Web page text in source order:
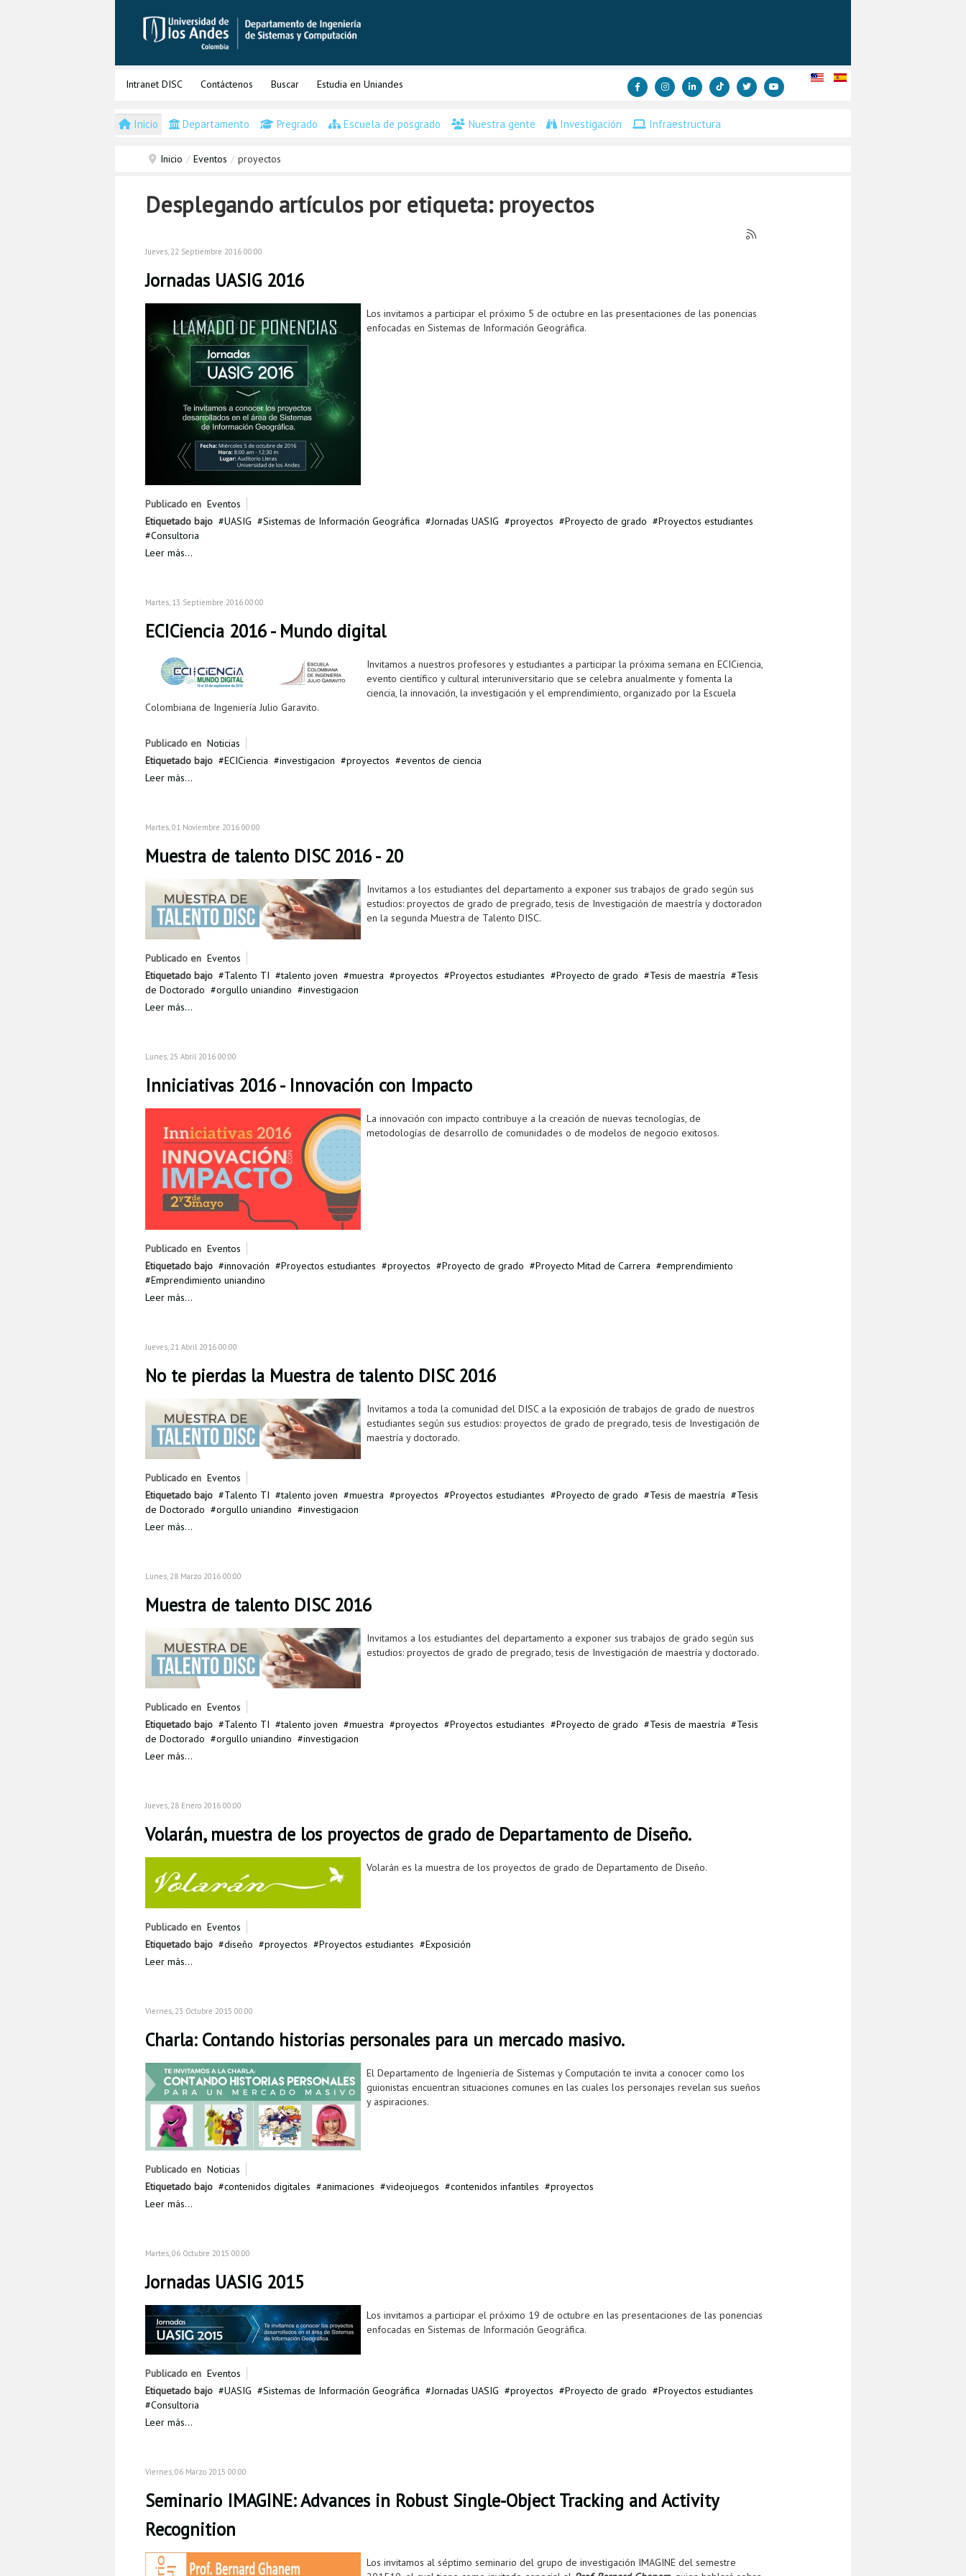
Intranet DISC Contáctenos Buscar Estudia en Uniandes
Inicio Departamento Pregrado Escuela de posgrado Nuestra gente Investigación Infraestructura
Inicio / Eventos / proyectos
Desplegando artículos por etiqueta: proyectos
Jueves, 22 Septiembre 2016 00:00
Jornadas UASIG 2016
Los invitamos a participar el próximo 5 de octubre en las presentaciones de las ponencias
enfocadas en Sistemas de Información Geográfica.
Publicado en Eventos
Etiquetado bajo
UASIG Sistemas de Información Geográfica Jornadas UASIG proyectos Proyecto de grado
Proyectos estudiantes
Consultoria
Leer más...
Martes, 13 Septiembre 2016 00:00
ECICiencia 2016 - Mundo digital
Invitamos a nuestros profesores y estudiantes a participar la próxima semana en ECICiencia,
evento científico y cultural interuniversitario que se celebra anualmente y fomenta la
ciencia, la innovación, la investigación y el emprendimiento, organizado por la Escuela
Colombiana de Ingeniería Julio Garavito.
Publicado en Noticias
Etiquetado bajo
ECICiencia investigacion proyectos
eventos de ciencia
Leer más...
Martes, 01 Noviembre 2016 00:00
Muestra de talento DISC 2016 - 20
Invitamos a los estudiantes del departamento a exponer sus trabajos de grado según sus
estudios: proyectos de grado de pregrado, tesis de Investigación de maestría y doctoradon
en la segunda Muestra de Talento DISC.
Publicado en Eventos
Etiquetado bajo
Talento TI talento joven muestra proyectos Proyectos estudiantes Proyecto de grado Tesis de maestría
Tesis
de Doctorado
orgullo uniandino
investigacion
Leer más...
Lunes, 25 Abril 2016 00:00
Inniciativas 2016 - Innovación con Impacto
La innovación con impacto contribuye a la creación de nuevas tecnologías, de
metodologías de desarrollo de comunidades o de modelos de negocio exitosos.
Publicado en Eventos
Etiquetado bajo
innovación Proyectos estudiantes proyectos Proyecto de grado Proyecto Mitad de Carrera
emprendimiento
Emprendimiento uniandino
Leer más...
Jueves, 21 Abril 2016 00:00
No te pierdas la Muestra de talento DISC 2016
Invitamos a toda la comunidad del DISC a la exposición de trabajos de grado de nuestros
estudiantes según sus estudios: proyectos de grado de pregrado, tesis de Investigación de
maestría y doctorado.
Publicado en Eventos
Etiquetado bajo
Talento TI talento joven muestra proyectos Proyectos estudiantes Proyecto de grado Tesis de maestría
Tesis
de Doctorado
orgullo uniandino
investigacion
Leer más...
Lunes, 28 Marzo 2016 00:00
Muestra de talento DISC 2016
Invitamos a los estudiantes del departamento a exponer sus trabajos de grado según sus
estudios: proyectos de grado de pregrado, tesis de Investigación de maestría y doctorado.
Publicado en Eventos
Etiquetado bajo
Talento TI talento joven muestra proyectos Proyectos estudiantes Proyecto de grado Tesis de maestría
Tesis
de Doctorado
orgullo uniandino
investigacion
Leer más...
Jueves, 28 Enero 2016 00:00
Volarán, muestra de los proyectos de grado de Departamento de Diseño.
Volarán es la muestra de los proyectos de grado de Departamento de Diseño.
Publicado en Eventos
Etiquetado bajo
diseño proyectos Proyectos estudiantes
Exposición
Leer más...
Viernes, 23 Octubre 2015 00:00
Charla: Contando historias personales para un mercado masivo.
El Departamento de Ingeniería de Sistemas y Computación te invita a conocer como los
guionistas encuentran situaciones comunes en las cuales los personajes revelan sus sueños
y aspiraciones.
Publicado en Noticias
Etiquetado bajo
contenidos digitales animaciones videojuegos contenidos infantiles
proyectos
Leer más...
Martes, 06 Octubre 2015 00:00
Jornadas UASIG 2015
Los invitamos a participar el próximo 19 de octubre en las presentaciones de las ponencias
enfocadas en Sistemas de Información Geográfica.
Publicado en Eventos
Etiquetado bajo
UASIG Sistemas de Información Geográfica Jornadas UASIG proyectos Proyecto de grado
Proyectos estudiantes
Consultoria
Leer más...
Viernes, 06 Marzo 2015 00:00
Seminario IMAGINE: Advances in Robust Single-Object Tracking and Activity
Recognition
Los invitamos al séptimo seminario del grupo de investigación IMAGINE del semestre